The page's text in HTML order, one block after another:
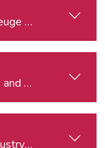
für
Appeals
Work — and